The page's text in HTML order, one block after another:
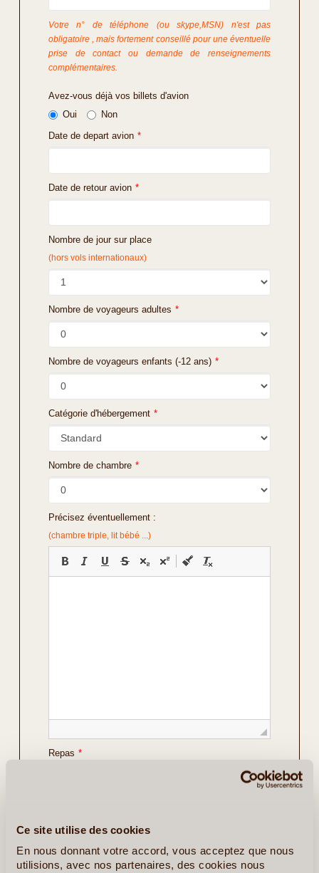
Ce site utilise des cookies
En nous donnant votre accord, vous acceptez que nous
utilisions, avec nos partenaires, des cookies nous
Votre n° de téléphone (ou skype,MSN) n'est pas
obligatoire , mais fortement conseillé pour une éventuelle
prise de contact ou demande de renseignements
complémentaires.
Avez-vous déjà vos billets d'avion
Oui
Non
Date de depart avion *
Date de retour avion *
Nombre de jour sur place
(hors vols internationaux)
Nombre de voyageurs adultes *
Nombre de voyageurs enfants (-12 ans) *
Catégorie d'hébergement *
Nombre de chambre *
Précisez éventuellement :
(chambre triple, lit bébé ...)
Repas *
Avec Guide
Avec Voiture de Location
Détails sur le voyage envisagé *